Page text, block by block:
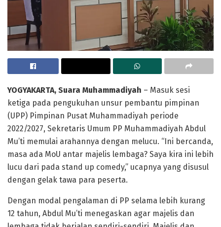
YOGYAKARTA, Suara Muhammadiyah – Masuk sesi
ketiga pada pengukuhan unsur pembantu pimpinan
(UPP) Pimpinan Pusat Muhammadiyah periode
2022/2027, Sekretaris Umum PP Muhammadiyah Abdul
Mu’ti memulai arahannya dengan melucu. “Ini bercanda,
masa ada MoU antar majelis lembaga? Saya kira ini lebih
lucu dari pada stand up comedy,” ucapnya yang disusul
dengan gelak tawa para peserta.
Dengan modal pengalaman di PP selama lebih kurang
12 tahun, Abdul Mu’ti menegaskan agar majelis dan